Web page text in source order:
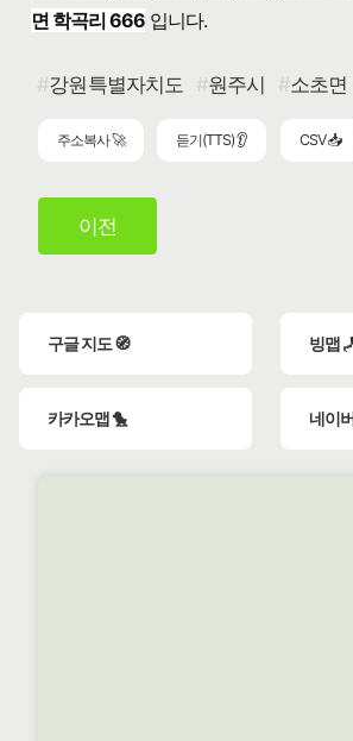
면 학곡리 666입니다.
강원특별자치도 원주시 소초면
주소복사 🚀 듣기(TTS) 👂 CSV 📥
이전
구글 지도 🧭 빙맵
카카오맵 🐤 네이